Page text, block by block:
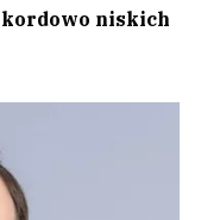
niskich